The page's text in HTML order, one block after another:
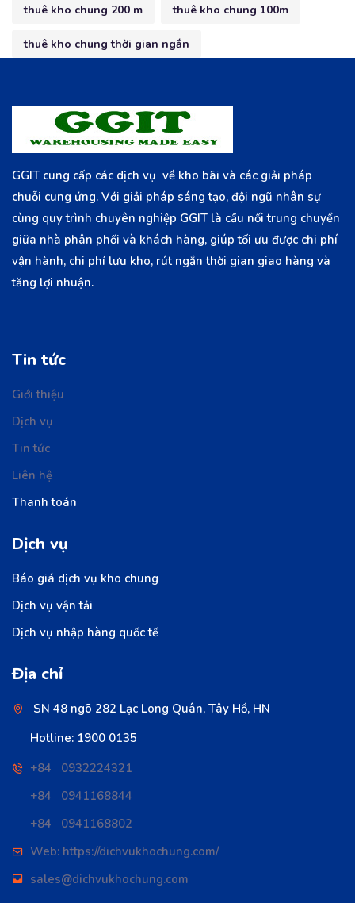
thuê kho chung 200 m thuê kho chung 100m
thuê kho chung thời gian ngắn
GGIT cung cấp các dịch vụ về kho bãi và các giải pháp
chuỗi cung ứng. Với giải pháp sáng tạo, đội ngũ nhân sự
cùng quy trình chuyên nghiệp GGIT là cầu nối trung chuyển
giữa nhà phân phối và khách hàng, giúp tối ưu được chi phí
vận hành, chi phí lưu kho, rút ngắn thời gian giao hàng và
tăng lợi nhuận.
Tin tức
Giới thiệu
Dịch vụ
Tin tức
Liên hệ
Thanh toán
Dịch vụ
Báo giá dịch vụ kho chung
Dịch vụ vận tải
Dịch vụ nhập hàng quốc tế
Địa chỉ
SN 48 ngõ 282 Lạc Long Quân, Tây Hồ, HN
Hotline: 1900 0135
+84 0932224321
+84 0941168844
+84 0941168802
Web: https://dichvukhochung.com/
sales@dichvukhochung.com